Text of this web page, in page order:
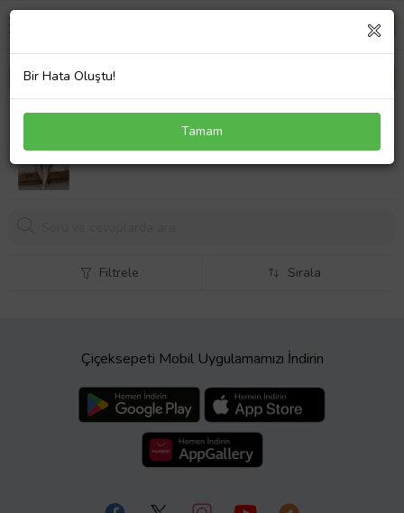
Büyük Beden Likralı Pamuklu Kapri Pijama Takım
499,90 TL
Filtrele Sırala
Çiçeksepeti Mobil Uygulamamızı İndirin
Bir Hata Oluştu!
Tamam